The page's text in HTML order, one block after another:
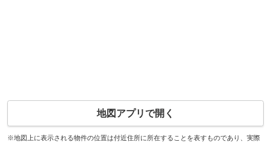
地図アプリで開く
※地図上に表示される物件の位置は付近住所に所在することを表すものであり、実際